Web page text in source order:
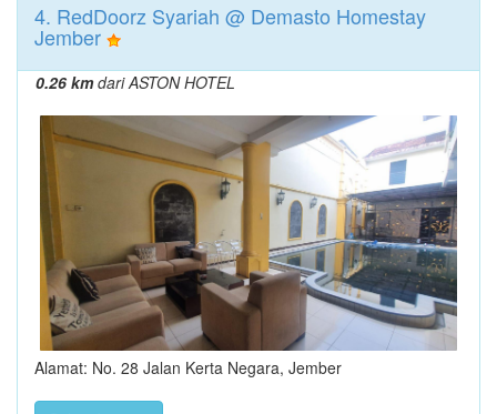
4. RedDoorz Syariah @ Demasto Homestay
Jember
0.26 kmdari ASTON HOTEL
Alamat: No. 28 Jalan Kerta Negara, Jember